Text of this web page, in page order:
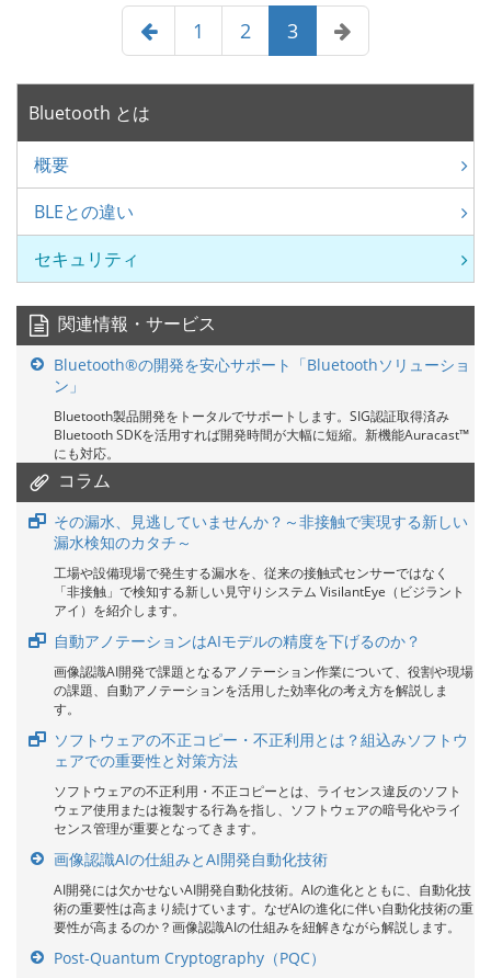
1 2 3
Bluetooth とは
概要
BLEとの違い
セキュリティ
関連情報・サービス
Bluetooth®の開発を安心サポート「Bluetoothソリューショ
ン」
Bluetooth製品開発をトータルでサポートします。SIG認証取得済み
Bluetooth SDKを活用すれば開発時間が大幅に短縮。新機能Auracast™
にも対応。
コラム
その漏水、見逃していませんか？～非接触で実現する新しい
漏水検知のカタチ～
工場や設備現場で発生する漏水を、従来の接触式センサーではなく
「非接触」で検知する新しい見守りシステム VisilantEye（ビジラント
アイ）を紹介します。
自動アノテーションはAIモデルの精度を下げるのか？
画像認識AI開発で課題となるアノテーション作業について、役割や現場
の課題、自動アノテーションを活用した効率化の考え方を解説しま
す。
ソフトウェアの不正コピー・不正利用とは？組込みソフトウ
ェアでの重要性と対策方法
ソフトウェアの不正利用・不正コピーとは、ライセンス違反のソフト
ウェア使用または複製する行為を指し、ソフトウェアの暗号化やライ
センス管理が重要となってきます。
画像認識AIの仕組みとAI開発自動化技術
AI開発には欠かせないAI開発自動化技術。AIの進化とともに、自動化技
術の重要性は高まり続けています。なぜAIの進化に伴い自動化技術の重
要性が高まるのか？画像認識AIの仕組みを紐解きながら解説します。
Post-Quantum Cryptography（PQC）